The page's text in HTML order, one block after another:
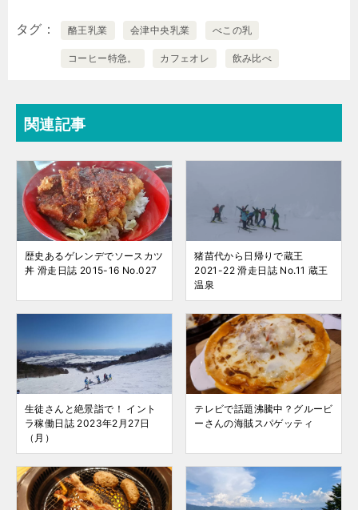
タグ 酪王乳業 会津中央乳業 べこの乳
コーヒー特急。 カフェオレ 飲み比べ
関連記事
歴史あるゲレンデでソースカツ
丼 滑走日誌 2015-16 No.027
猪苗代から日帰りで蔵王
2021-22 滑走日誌 No.11 蔵王
温泉
生徒さんと絶景詣で！ イント
ラ稼働日誌 2023年2月27日
（月）
テレビで話題沸騰中？グルービ
ーさんの海賊スパゲッティ